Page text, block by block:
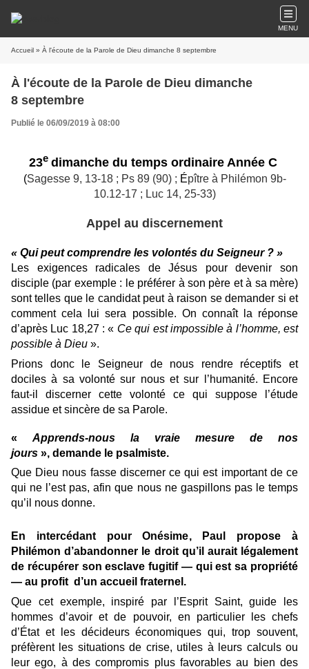
MENU
Accueil » À l'écoute de la Parole de Dieu dimanche 8 septembre
À l'écoute de la Parole de Dieu dimanche
8 septembre
Publié le 06/09/2019 à 08:00
23e dimanche du temps ordinaire Année C
(Sagesse 9, 13-18 ; Ps 89 (90) ; Épître à Philémon 9b-
10.12-17 ; Luc 14, 25-33)
Appel au discernement
« Qui peut comprendre les volontés du Seigneur ? »
Les exigences radicales de Jésus pour devenir son
disciple (par exemple : le préférer à son père et à sa mère)
sont telles que le candidat peut à raison se demander si et
comment cela lui sera possible. On connaît la réponse
d’après Luc 18,27 : « Ce qui est impossible à l’homme, est
possible à Dieu ».
Prions donc le Seigneur de nous rendre réceptifs et
dociles à sa volonté sur nous et sur l’humanité. Encore
faut-il discerner cette volonté ce qui suppose l’étude
assidue et sincère de sa Parole.
« Apprends-nous la vraie mesure de nos
jours », demande le psalmiste.
Que Dieu nous fasse discerner ce qui est important de ce
qui ne l’est pas, afin que nous ne gaspillons pas le temps
qu’il nous donne.
En intercédant pour Onésime, Paul propose à
Philémon d’abandonner le droit qu’il aurait légalement
de récupérer son esclave fugitif — qui estsa propriété
— au profit d’un accueil fraternel.
Que cet exemple, inspiré par l’Esprit Saint, guide les
hommes d’avoir et de pouvoir, en particulier les chefs
d’État et les décideurs économiques qui, trop souvent,
préfèrent les situations de crise, utiles à leurs calculs ou
leur ego, à des compromis plus favorables au bien des